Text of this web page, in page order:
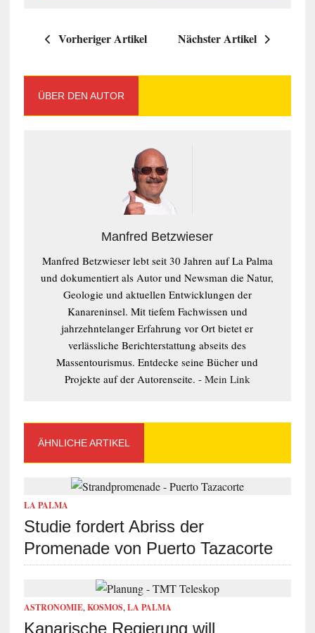
Vorheriger Artikel Nächster Artikel
ÜBER DEN AUTOR
Manfred Betzwieser
Manfred Betzwieser lebt seit 30 Jahren auf La Palma
und dokumentiert als Autor und Newsman die Natur,
Geologie und aktuellen Entwicklungen der
Kanareninsel. Mit tiefem Fachwissen und
jahrzehntelanger Erfahrung vor Ort bietet er
verlässliche Berichterstattung abseits des
Massentourismus. Entdecke seine Bücher und
Projekte auf der Autorenseite. - Mein Link
ÄHNLICHE ARTIKEL
LA PALMA
Studie fordert Abriss der
Promenade von Puerto Tazacorte
ASTRONOMIE,KOSMOS,LA PALMA
Kanarische Regierung will